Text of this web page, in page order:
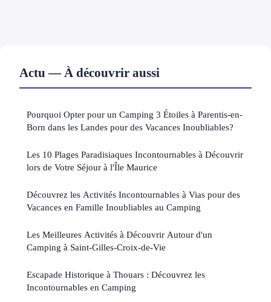
Actu — À découvrir aussi
Pourquoi Opter pour un Camping 3 Étoiles à Parentis-en-
Born dans les Landes pour des Vacances Inoubliables?
Les 10 Plages Paradisiaques Incontournables à Découvrir
lors de Votre Séjour à l'Île Maurice
Découvrez les Activités Incontournables à Vias pour des
Vacances en Famille Inoubliables au Camping
Les Meilleures Activités à Découvrir Autour d'un
Camping à Saint-Gilles-Croix-de-Vie
Escapade Historique à Thouars : Découvrez les
Incontournables en Camping